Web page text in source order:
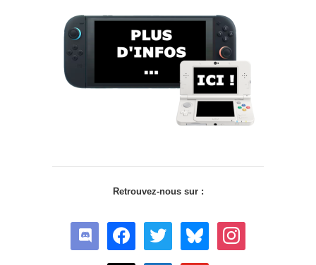
Retrouvez-nous sur :
discord facebook twitter bluesky instagram